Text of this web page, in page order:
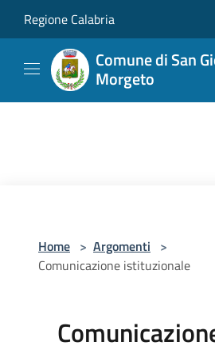
Regione Calabria
Comune di San
Morgeto
Home > Argomenti >
Comunicazione istituzionale